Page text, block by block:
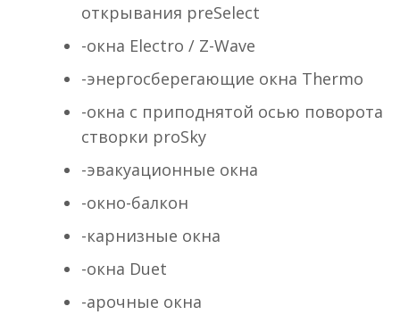
открывания preSelect
-окна Electro / Z-Wave
-энергосберегающие окна Thermo
-окна с приподнятой осью поворота
створки proSky
-эвакуационные окна
-окно-балкон
-карнизные окна
-окна Duet
-арочные окна